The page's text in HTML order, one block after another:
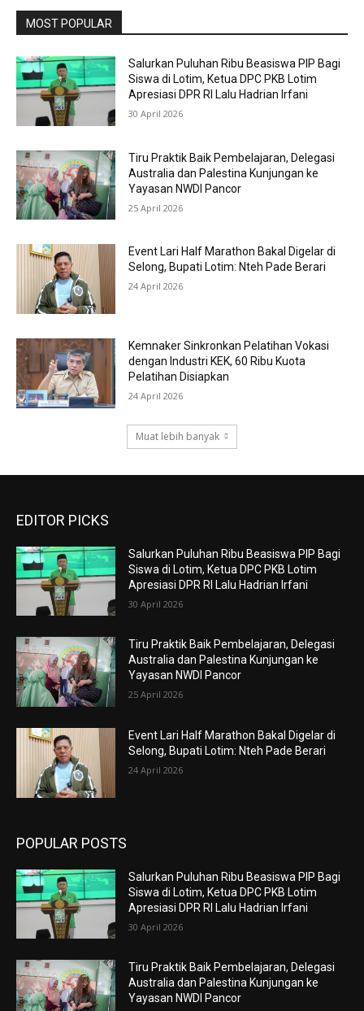
MOST POPULAR
Salurkan Puluhan Ribu Beasiswa PIP Bagi
Siswa di Lotim, Ketua DPC PKB Lotim
Apresiasi DPR RI Lalu Hadrian Irfani
30 April 2026
Tiru Praktik Baik Pembelajaran, Delegasi
Australia dan Palestina Kunjungan ke
Yayasan NWDI Pancor
25 April 2026
Event Lari Half Marathon Bakal Digelar di
Selong, Bupati Lotim: Nteh Pade Berari
24 April 2026
Kemnaker Sinkronkan Pelatihan Vokasi
dengan Industri KEK, 60 Ribu Kuota
Pelatihan Disiapkan
24 April 2026
Muat lebih banyak
EDITOR PICKS
Salurkan Puluhan Ribu Beasiswa PIP Bagi
Siswa di Lotim, Ketua DPC PKB Lotim
Apresiasi DPR RI Lalu Hadrian Irfani
30 April 2026
Tiru Praktik Baik Pembelajaran, Delegasi
Australia dan Palestina Kunjungan ke
Yayasan NWDI Pancor
25 April 2026
Event Lari Half Marathon Bakal Digelar di
Selong, Bupati Lotim: Nteh Pade Berari
24 April 2026
POPULAR POSTS
Salurkan Puluhan Ribu Beasiswa PIP Bagi
Siswa di Lotim, Ketua DPC PKB Lotim
Apresiasi DPR RI Lalu Hadrian Irfani
30 April 2026
Tiru Praktik Baik Pembelajaran, Delegasi
Australia dan Palestina Kunjungan ke
Yayasan NWDI Pancor